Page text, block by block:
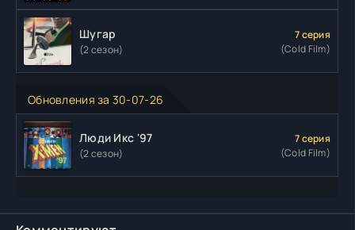
Шугар
(2 сезон)
7 серия
(Cold Film)
Обновления за 30-07-26
Люди Икс '97
(2 сезон)
7 серия
(Cold Film)